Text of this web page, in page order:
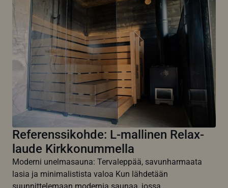
Referenssikohde: L-mallinen Relax-
laude Kirkkonummella
Moderni unelmasauna: Tervaleppää, savunharmaata
lasia ja minimalistista valoa Kun lähdetään